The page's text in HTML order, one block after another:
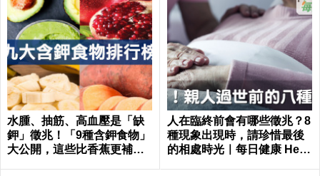
水腫、抽筋、高血壓是「缺
鉀」徵兆！「9種含鉀食物」
大公開，這些比香蕉更補鉀
人在臨終前會有哪些徵兆？8
種現象出現時，請珍惜最後
的相處時光｜每日健康 Healt